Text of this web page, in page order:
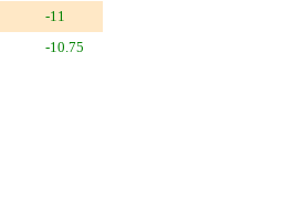
-11
-10.75